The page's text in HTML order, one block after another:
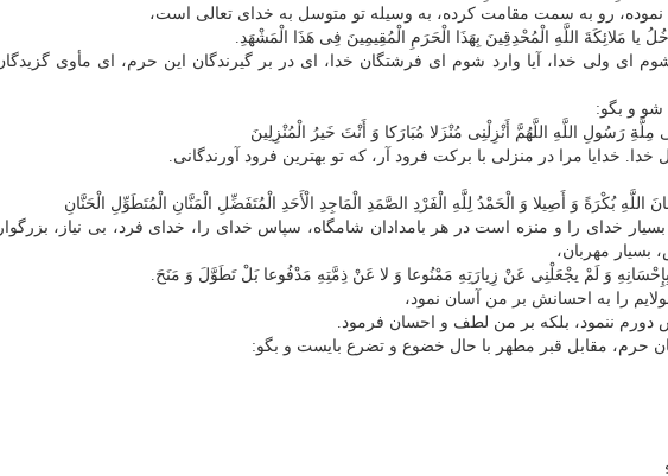
رو به سمت مقامت کرده، به وسیله تو متوسل به خدای تعالی است،
یا مَلائِکَةَ اللَّهِ الْمُحْدِقِینَ بِهَذَا الْحَرَمِ الْمُقِیمِینَ فِی هَذَا الْمَشْهَدِ.
شوم ای ولی خدا، آیا وارد شوم ای فرشتگان خدا، ای در بر گیرندگان این حرم، ای مأوی
و بگو:
رَسُولِ اللَّهِ اللَّهُمَّ أَنْزِلْنِی مُنْزَلا مُبَارَکا وَ أَنْتَ خَیرُ الْمُنْزِلِینَ
خدا. خدایا مرا در منزلی با برکت فرود آر، که تو بهترین فرود آورندگانی.
اللَّهِ بُکْرَةً وَ أَصِیلا وَ الْحَمْدُ لِلَّهِ الْفَرْدِ الصَّمَدِ الْمَاجِدِ الْأَحَدِ الْمُتَفَضِّلِ الْمَنَّانِ الْمُتَطَوِّلِ الْحَنَّانِ
خدای را و منزه است در هر بامدادان شامگاه، سپاس خدای را، خدای فرد، بی نیاز،
مهربان،
وَ لَمْ یجْعَلْنِی عَنْ زِیارَتِهِ مَمْنُوعا وَ لا عَنْ ذِمَّتِهِ مَدْفُوعا بَلْ تَطَوَّلَ وَ مَنَحَ.
را به احسانش بر من آسان نمود،
دورم ننمود، بلکه بر من لطف و احسان فرمود.
حرم، مقابل قبر مطهر با حال خضوع و تضرع بایست و بگو: